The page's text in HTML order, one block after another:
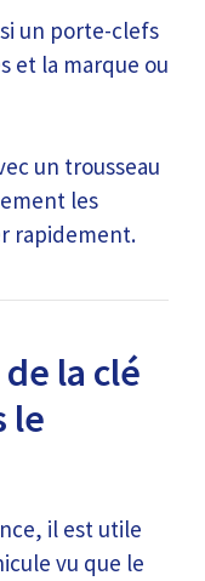
un porte-clefs
et la marque ou
un trousseau
les
rapidement.
la clé
le
il est utile
vu que le